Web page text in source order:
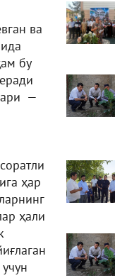
ва
бу
—
ҳар
ҳали